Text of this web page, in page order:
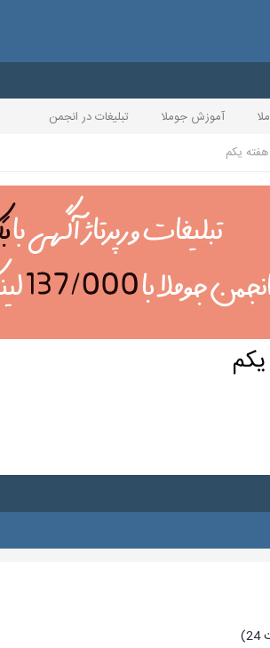
آموزش جوملا تبلیغات در انجمن
یکم